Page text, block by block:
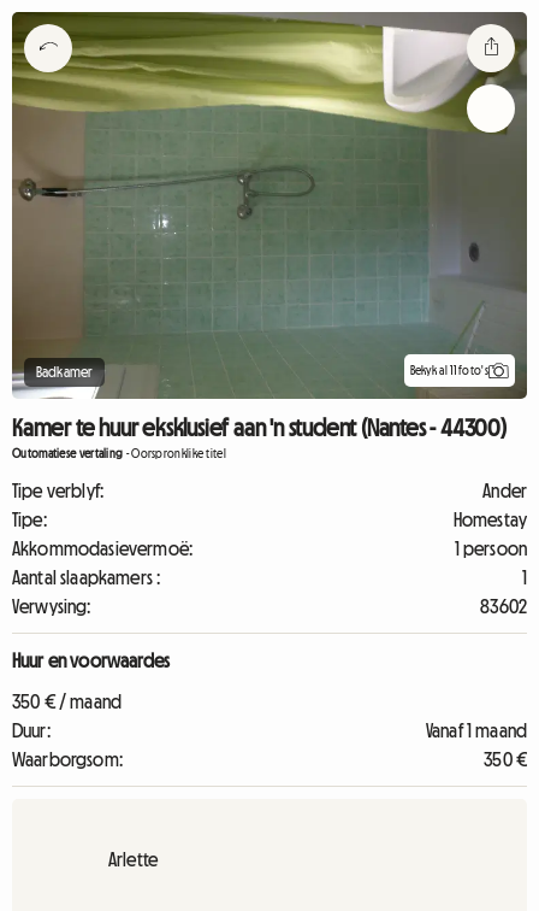
Badkamer Bekyk al 11 foto's
Kamer te huur eksklusief aan 'n student (Nantes - 44300)
Outomatiese vertaling -Oorspronklike titel
Tipe verblyf:
Ander
Tipe:
Homestay
Akkommodasievermoë:
1 persoon
Aantal slaapkamers :
1
Verwysing:
83602
Huur en voorwaardes
350 € / maand
Duur:
Vanaf 1 maand
Waarborgsom:
350 €
Arlette